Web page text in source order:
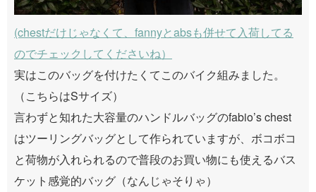
(chestだけじゃなくて、fannyとabsも併せて入荷してる
のでチェックしてくださいね）
実はこのバッグを付けたくてこのバイク組みました。
（こちらはSサイズ）
言わずと知れた大容量のハンドルバッグのfabio’s chest
はツーリングバッグとして作られていますが、ボコボコ
と荷物が入れられるので普段のお買い物にも使えるバス
ケット感覚的バッグ（なんじゃそりゃ）